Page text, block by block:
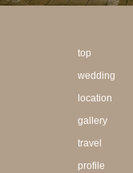
top
wedding
location
gallery
travel
profile